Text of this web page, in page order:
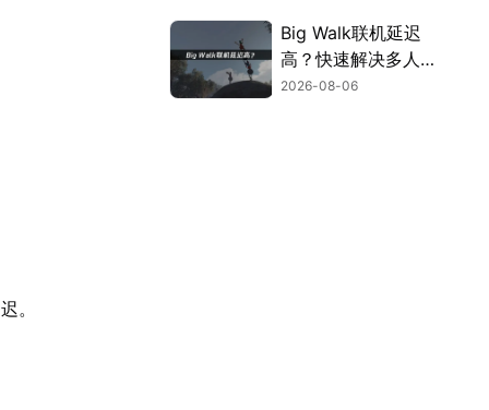
。
Big Walk联机延迟
高？快速解决多人联
机卡顿问题！
2026-08-06